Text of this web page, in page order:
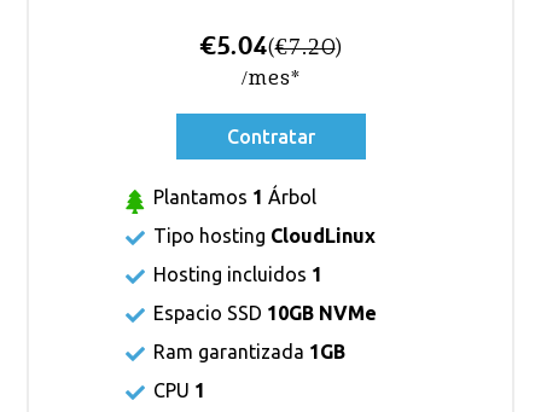
€5.04(€7.20)
/mes*
Contratar
Plantamos 1 Árbol
Tipo hosting CloudLinux
Hosting incluidos 1
Espacio SSD 10GB NVMe
Ram garantizada 1GB
CPU 1